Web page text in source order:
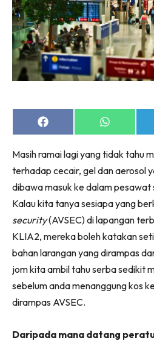
Share
on
Share
on
Masih ramai lagi yang tidak tahu
terhadap cecair, gel dan aerosol
dibawa masuk ke dalam
Kalau kita tanya sesiapa yang
security(AVSEC) di lapangan
KLIA2, mereka boleh katakan
bahan larangan yang dirampas
jom kita ambil tahu serba sedikit
sebelum anda menanggung kos
dirampas AVSEC.
Daripada mana datang